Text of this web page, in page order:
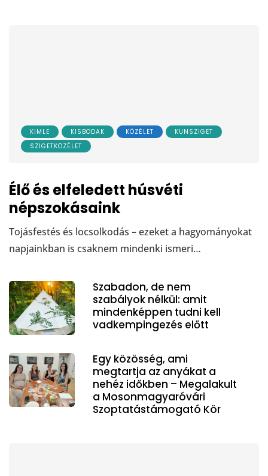
KIMLE KISBODAK KÖZÉLET
KUNSZIGET
SZIGETKÖZÉLET
Élő és elfeledett húsvéti
népszokásaink
Tojásfestés és locsolkodás – ezeket a hagyományokat
napjainkban is csaknem mindenki ismeri…
Szabadon, de nem
szabályok nélkül: amit
mindenképpen tudni kell
vadkempingezés előtt
Egy közösség, ami
megtartja az anyákat a
nehéz időkben – Megalakult
a Mosonmagyaróvári
Szoptatástámogató Kör